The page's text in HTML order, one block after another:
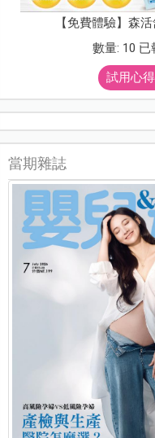
【免費體驗】森
數量: 10 已
試用心
當期雜誌